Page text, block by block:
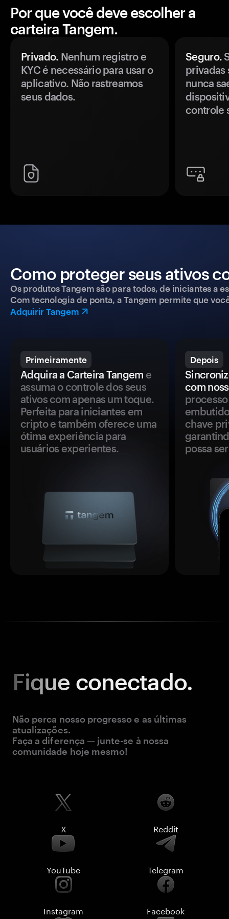
Por que você deve escolher a
carteira Tangem.
Privado. Nenhum registro e
KYC é necessário para usar o
aplicativo. Não rastreamos
seus dados.
Seguro.
privadas
nunca
controle
Como proteger seus ativos
Os produtos Tangem são para todos, de iniciantes a
Com tecnologia de ponta, a Tangem permite que
Adquirir Tangem
Primeiramente
Adquira a Carteira Tangem e
assuma o controle dos seus
ativos com apenas um toque.
Perfeita para iniciantes em
cripto e também oferece uma
ótima experiência para
usuários experientes.
Depois
com
chave
possa
Fique conectado.
Não perca nosso progresso e as últimas
atualizações.
Faça a diferença — junte-se à nossa
comunidade hoje mesmo!
X Reddit
YouTube Telegram
Instagram Facebook